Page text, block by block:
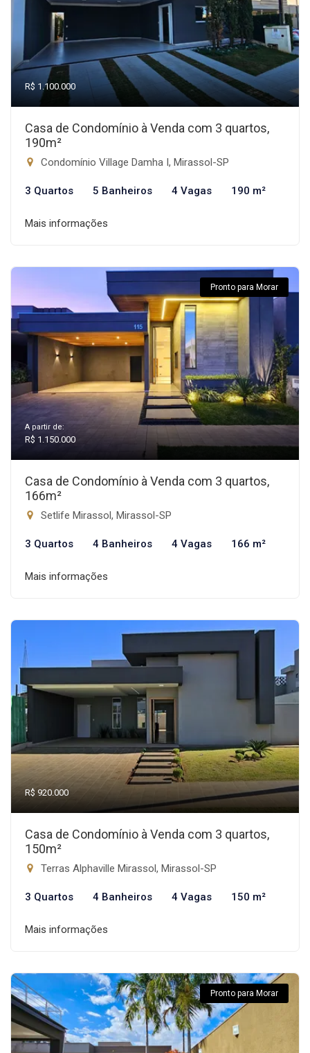
R$ 1.100.000
Casa de Condomínio à Venda com 3 quartos,
190m²
Condomínio Village Damha I, Mirassol-SP
3 Quartos 5 Banheiros 4 Vagas 190 m²
Mais informações
Pronto para Morar
A partir de:
R$ 1.150.000
Casa de Condomínio à Venda com 3 quartos,
166m²
Setlife Mirassol, Mirassol-SP
3 Quartos 4 Banheiros 4 Vagas 166 m²
Mais informações
R$ 920.000
Casa de Condomínio à Venda com 3 quartos,
150m²
Terras Alphaville Mirassol, Mirassol-SP
3 Quartos 4 Banheiros 4 Vagas 150 m²
Mais informações
Pronto para Morar